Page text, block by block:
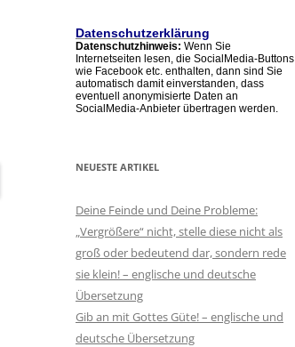
Datenschutzerklärung
Datenschutzhinweis: Wenn Sie
Internetseiten lesen, die SocialMedia-Buttons
wie Facebook etc. enthalten, dann sind Sie
automatisch damit einverstanden, dass
eventuell anonymisierte Daten an
SocialMedia-Anbieter übertragen werden.
NEUESTE ARTIKEL
Deine Feinde und Deine Probleme:
„Vergrößere“ nicht, stelle diese nicht als
groß oder bedeutend dar, sondern rede
sie klein! – englische und deutsche
Übersetzung
Gib an mit Gottes Güte! – englische und
deutsche Übersetzung